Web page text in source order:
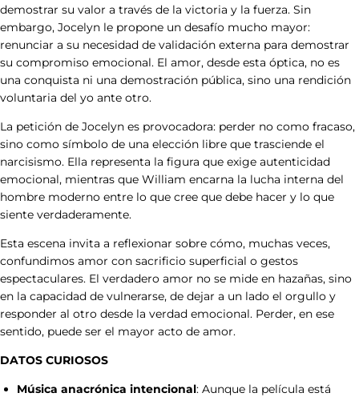
(William sonrie incómodo)
00:00:34:22
00:00:41:16
Ganaré el torneo por ti.
00:00:44:15
¿Disculpa?
demostrar su valor a través de la victoria y la fuerza. Sin
embargo, Jocelyn le propone un desafío mucho mayor:
renunciar a su necesidad de validación externa para demostrar
su compromiso emocional. El amor, desde esta óptica, no es
una conquista ni una demostración pública, sino una rendición
voluntaria del yo ante otro.
La petición de Jocelyn es provocadora: perder no como fracaso,
sino como símbolo de una elección libre que trasciende el
narcisismo. Ella representa la figura que exige autenticidad
emocional, mientras que William encarna la lucha interna del
hombre moderno entre lo que cree que debe hacer y lo que
siente verdaderamente.
Esta escena invita a reflexionar sobre cómo, muchas veces,
confundimos amor con sacrificio superficial o gestos
espectaculares. El verdadero amor no se mide en hazañas, sino
en la capacidad de vulnerarse, de dejar a un lado el orgullo y
responder al otro desde la verdad emocional. Perder, en ese
sentido, puede ser el mayor acto de amor.
DATOS CURIOSOS
Música anacrónica intencional: Aunque la película está